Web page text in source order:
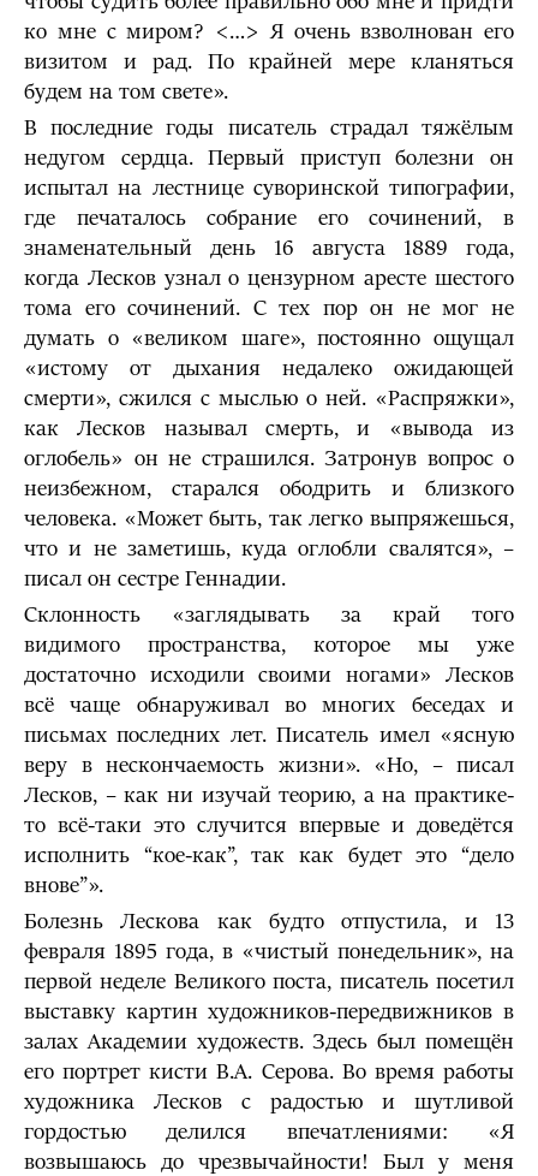
ко мне с миром? <…> Я очень взволнован его
визитом и рад. По крайней мере кланяться
будем на том свете».
В последние годы писатель страдал тяжёлым
недугом сердца. Первый приступ болезни он
испытал на лестнице суворинской типографии,
где печаталось собрание его сочинений, в
знаменательный день 16 августа 1889 года,
когда Лесков узнал о цензурном аресте шестого
тома его сочинений. С тех пор он не мог не
думать о «великом шаге», постоянно ощущал
«истому от дыхания недалеко ожидающей
смерти», сжился с мыслью о ней. «Распряжки»,
как Лесков называл смерть, и «вывода из
оглобель» он не страшился. Затронув вопрос о
неизбежном, старался ободрить и близкого
человека. «Может быть, так легко выпряжешься,
что и не заметишь, куда оглобли свалятся», –
писал он сестре Геннадии.
Склонность «заглядывать за край того
видимого пространства, которое мы уже
достаточно исходили своими ногами» Лесков
всё чаще обнаруживал во многих беседах и
письмах последних лет. Писатель имел «ясную
веру в нескончаемость жизни». «Но, – писал
Лесков, – как ни изучай теорию, а на практике-
то всё-таки это случится впервые и доведётся
исполнить “кое-как”, так как будет это “дело
внове”».
Болезнь Лескова как будто отпустила, и 13
февраля 1895 года, в «чистый понедельник», на
первой неделе Великого поста, писатель посетил
выставку картин художников-передвижников в
залах Академии художеств. Здесь был помещён
его портрет кисти В.А. Серова. Во время работы
художника Лесков с радостью и шутливой
гордостью делился впечатлениями: «Я
возвышаюсь до чрезвычайности! Был у меня